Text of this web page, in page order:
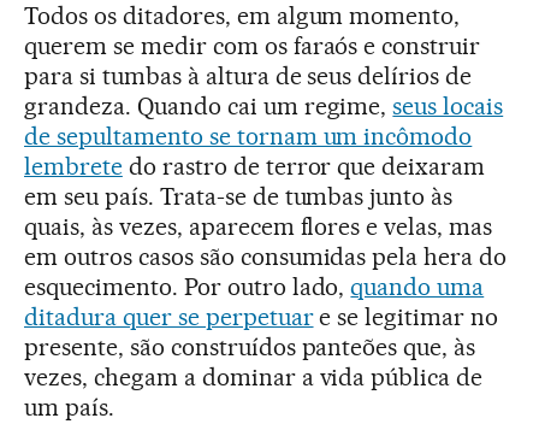
Todos os ditadores, em algum momento,
querem se medir com os faraós e construir
para si tumbas à altura de seus delírios de
grandeza. Quando cai um regime,seus locais
de sepultamento se tornam um incômodo
lembretedo rastro de terror que deixaram
em seu país. Trata-se de tumbas junto às
quais, às vezes, aparecem flores e velas, mas
em outros casos são consumidas pela hera do
esquecimento. Por outro lado,quando uma
ditadura quer se perpetuare se legitimar no
presente, são construídos panteões que, às
vezes, chegam a dominar a vida pública de
um país.